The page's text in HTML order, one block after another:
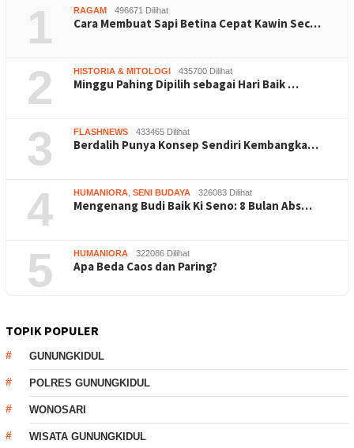
1 RAGAM 496671 Dilihat
Cara Membuat Sapi Betina Cepat Kawin Sec…
2 HISTORIA & MITOLOGI 435700 Dilihat
Minggu Pahing Dipilih sebagai Hari Baik …
3 FLASHNEWS 433465 Dilihat
Berdalih Punya Konsep Sendiri Kembangka…
4 HUMANIORA SENI BUDAYA 326083 Dilihat
Mengenang Budi Baik Ki Seno: 8 Bulan Abs…
5 HUMANIORA 322086 Dilihat
Apa Beda Caos dan Paring?
TOPIK POPULER
GUNUNGKIDUL
POLRES GUNUNGKIDUL
WONOSARI
WISATA GUNUNGKIDUL